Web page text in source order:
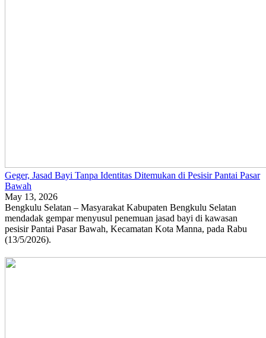
Geger, Jasad Bayi Tanpa Identitas Ditemukan di Pesisir Pantai Pasar
Bawah
May 13, 2026
Bengkulu Selatan – Masyarakat Kabupaten Bengkulu Selatan
mendadak gempar menyusul penemuan jasad bayi di kawasan
pesisir Pantai Pasar Bawah, Kecamatan Kota Manna, pada Rabu
(13/5/2026).